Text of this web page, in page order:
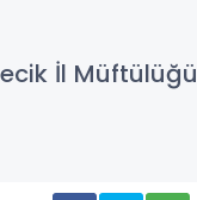
İl Müftülüğü